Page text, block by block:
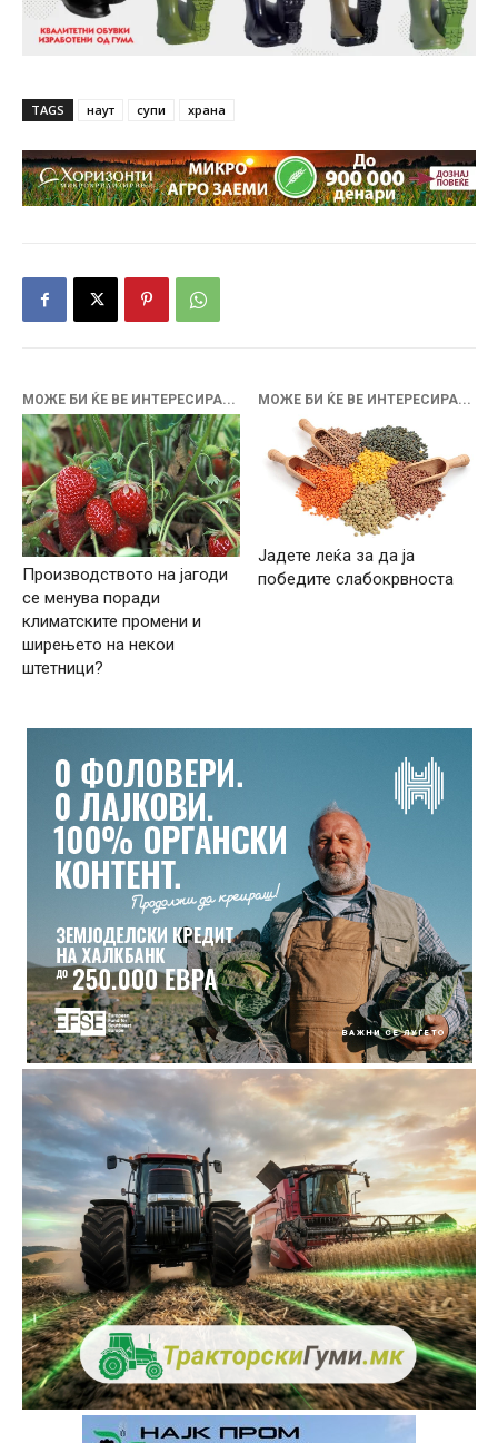
TAGS наут супи храна
МОЖЕ БИ ЌЕ ВЕ ИНТЕРЕСИРА...
Производството на јагоди
се менува поради
климатските промени и
ширењето на некои
штетници?
МОЖЕ БИ ЌЕ ВЕ ИНТЕРЕСИРА...
Јадете леќа за да ја
победите слабокрвноста